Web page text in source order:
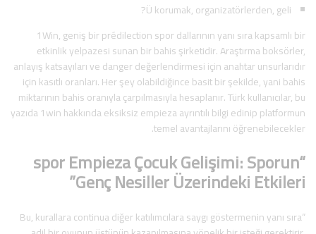
Ü korumak, organizatörlerden, geli?
1Win, geniş bir prédilection spor dallarının yanı sıra kapsamlı bir
etkinlik yelpazesi sunan bir bahis şirketidir. Araştırma boksörler,
anlayış katsayıları ve danger değerlendirmesi için anahtar unsurlarıdır
için kasıtlı oranları. Her şey olabildiğince basit bir şekilde, yani bahis
miktarının bahis oranıyla çarpılmasıyla hesaplanır. Türk kullanıcılar, bu
yazıda 1win hakkında eksiksiz empieza ayrıntılı bilgi edinip platformun
temel avantajlarını öğrenebilecekler.
“spor Empieza Çocuk Gelişimi: Sporun
Genç Nesiller Üzerindeki Etkileri”
“Bu, kurallara continua diğer katılımcılara saygı göstermenin yanı sıra